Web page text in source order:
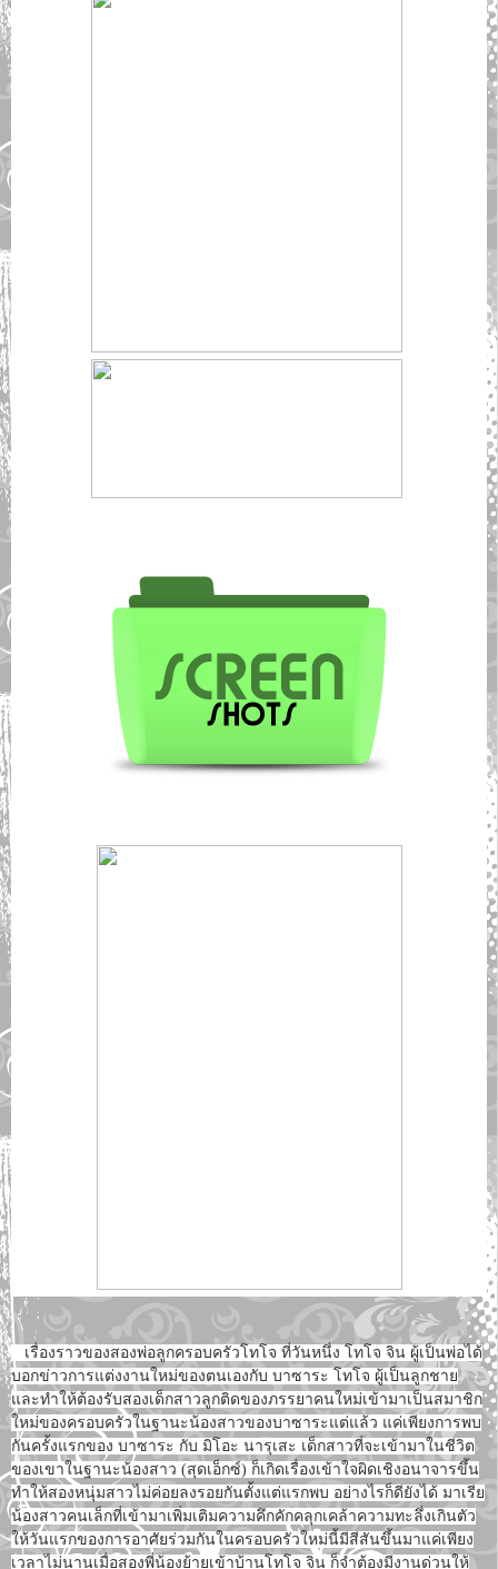
เรื่องราวของสองพ่อลูกครอบครัวโทโจ ที่วันหนึ่ง โทโจ จิน ผู้เป็นพ่อได้
บอกข่าวการแต่งงานใหม่ของตนเองกับ บาซาระ โทโจ ผู้เป็นลูกชาย
และทำให้ต้องรับสองเด็กสาวลูกติดของภรรยาคนใหม่เข้ามาเป็นสมาชิก
ใหม่ของครอบครัวในฐานะน้องสาวของบาซาระแต่แล้ว แค่เพียงการพบ
กันครั้งแรกของ บาซาระ กับ มิโอะ นารุเสะ เด็กสาวที่จะเข้ามาในชีวิต
ของเขาในฐานะน้องสาว (สุดเอ็กซ์) ก็เกิดเรื่องเข้าใจผิดเชิงอนาจารขึ้น
ทำให้สองหนุ่มสาวไม่ค่อยลงรอยกันตั้งแต่แรกพบ อย่างไรก็ดียังได้ มาเรีย
น้องสาวคนเล็กที่เข้ามาเพิ่มเติมความคึกคักคลุกเคล้าความทะลึ่งเกินตัว
ให้วันแรกของการอาศัยร่วมกันในครอบครัวใหม่นี้มีสีสันขึ้นมาแค่เพียง
เวลาไม่นานเมื่อสองพี่น้องย้ายเข้าบ้านโทโจ จิน ก็จำต้องมีงานด่วนให้